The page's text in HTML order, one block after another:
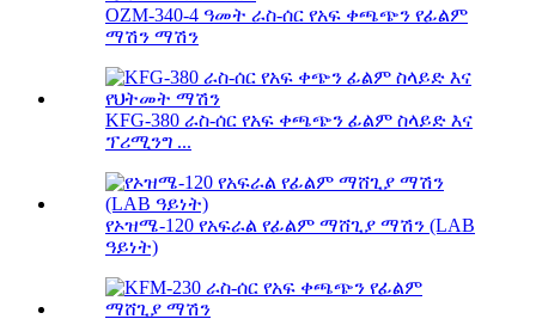
OZM-340-4 ዓመት ራስ-ሰር የአፍ ቀጫጭን የፊልም
ማሽን ማሽን
KFG-380 ራስ-ሰር የአፍ ቀጫጭን ፊልም ስላይድ እና
ፕሪሚንግ ...
የኦዝሜ-120 የአፍራል የፊልም ማሸጊያ ማሽን (LAB
ዓይነት)